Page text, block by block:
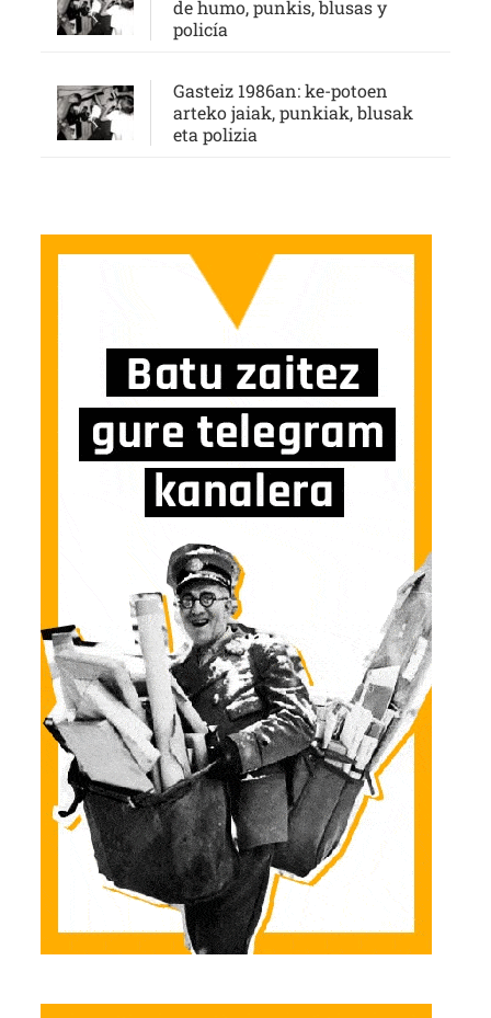
de humo, punkis, blusas y
policía
Gasteiz 1986an: ke-potoen
arteko jaiak, punkiak, blusak
eta polizia